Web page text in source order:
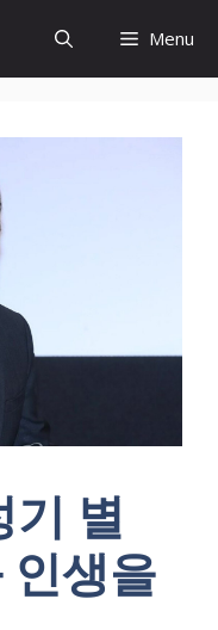
Menu
기 별
생을